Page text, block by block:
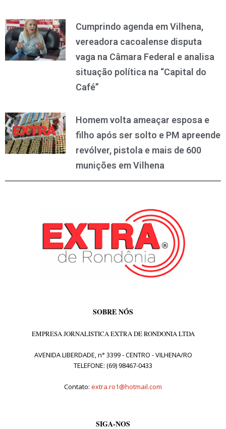
Cumprindo agenda em Vilhena,
vereadora cacoalense disputa
vaga na Câmara Federal e analisa
situação política na “Capital do
Café”
Homem volta ameaçar esposa e
filho após ser solto e PM apreende
revólver, pistola e mais de 600
munições em Vilhena
SOBRE NÓS
EMPRESA JORNALISTICA EXTRA DE RONDONIA LTDA
AVENIDA LIBERDADE, n° 3399 - CENTRO - VILHENA/RO
TELEFONE: (69) 98467-0433
Contato: extra.ro1@hotmail.com
SIGA-NOS